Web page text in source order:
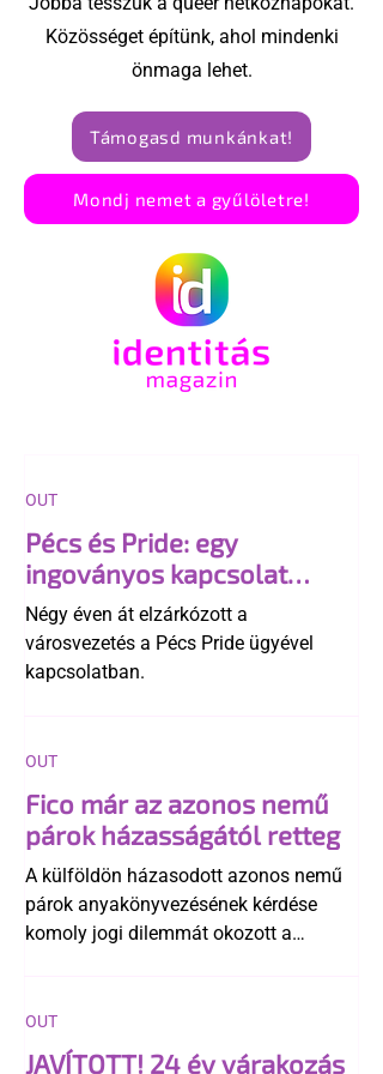
Közösséget építünk, ahol mindenki
önmaga lehet.
Támogasd munkánkat!
Mondj nemet a gyűlöletre!
Pécs és Pride: egy
ingoványos kapcsolat
története
Négy éven át elzárkózott a
városvezetés a Pécs Pride ügyével
kapcsolatban.
OUT
Fico már az azonos nemű
párok házasságától retteg
A külföldön házasodott azonos nemű
párok anyakönyvezésének kérdése
komoly jogi dilemmát okozott a
egyértelműen tiltja a házasságuk
elismerését. Közben az ellenzéken belül
OUT
JAVÍTOTT! 24 év várakozás
OUT